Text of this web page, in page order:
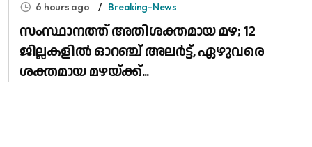
6 hours ago Breaking-News
സംസ്ഥാനത്ത് അതിശക്തമായ മഴ; 12
ജില്ലകളിൽ ഓറഞ്ച് അലർട്ട്, ഏഴുവരെ
ശക്തമായ മഴയ്ക്ക്...